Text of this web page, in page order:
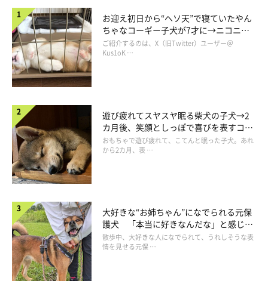
お迎え初日から“ヘソ天”で寝ていたやん
ちゃなコーギー子犬が7才に→ニコニ
コ“コーギースマイル”が魅力のコに成
長！
ご紹介するのは、X（旧Twitter）ユーザー＠
Kus1oK …
遊び疲れてスヤスヤ眠る柴犬の子犬→2
カ月後、笑顔としっぽで喜びを表すコに
成長！
おもちゃで遊び疲れて、こてんと眠った子犬。あれ
から2カ月、表 …
大好きな“お姉ちゃん”になでられる元保
護犬 「本当に好きなんだな」と感じる
表情にほっこり
散歩中、大好きな人になでられて、うれしそうな表
情を見せる元保 …